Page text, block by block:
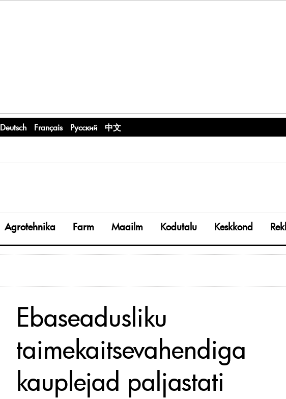
Deutsch Français Русский 中文
Agrotehnika Farm Maailm Kodutalu Keskkond
Ebaseadusliku
taimekaitsevahendiga
kauplejad paljastati